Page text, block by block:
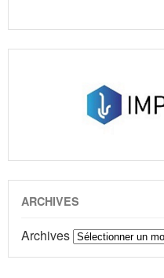
ARCHIVES
Archives